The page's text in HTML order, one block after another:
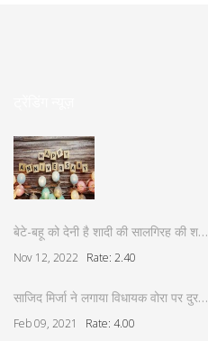
बेटे-बहू को देनी है शादी की सालगिरह की श…
Nov 12, 2022 Rate: 2.40
साजिद मिर्जा ने लगाया विधायक वोरा पर दुर…
Feb 09, 2021 Rate: 4.00